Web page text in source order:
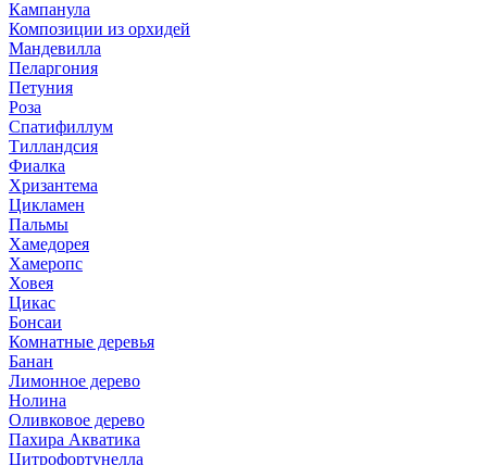
Кампанула
Композиции из орхидей
Мандевилла
Пеларгония
Петуния
Роза
Спатифиллум
Тилландсия
Фиалка
Хризантема
Цикламен
Пальмы
Хамедорея
Хамеропс
Ховея
Цикас
Бонсаи
Комнатные деревья
Банан
Лимонное дерево
Нолина
Оливковое дерево
Пахира Акватика
Цитрофортунелла